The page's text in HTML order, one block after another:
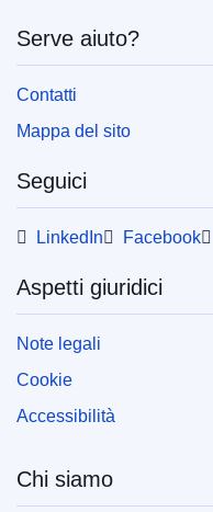
Serve aiuto?
Contatti
Mappa del sito
Seguici
LinkedIn Facebook
Aspetti giuridici
Note legali
Cookie
Accessibilità
Chi siamo